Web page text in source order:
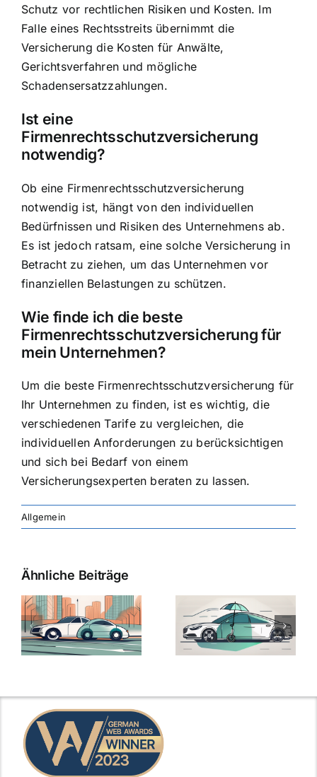
Schutz vor rechtlichen Risiken und Kosten. Im
Falle eines Rechtsstreits übernimmt die
Versicherung die Kosten für Anwälte,
Gerichtsverfahren und mögliche
Schadensersatzzahlungen.
Ist eine
Firmenrechtsschutzversicherung
notwendig?
Ob eine Firmenrechtsschutzversicherung
notwendig ist, hängt von den individuellen
Bedürfnissen und Risiken des Unternehmens ab.
Es ist jedoch ratsam, eine solche Versicherung in
Betracht zu ziehen, um das Unternehmen vor
finanziellen Belastungen zu schützen.
Wie finde ich die beste
Firmenrechtsschutzversicherung für
mein Unternehmen?
Um die beste Firmenrechtsschutzversicherung für
Ihr Unternehmen zu finden, ist es wichtig, die
verschiedenen Tarife zu vergleichen, die
individuellen Anforderungen zu berücksichtigen
und sich bei Bedarf von einem
Versicherungsexperten beraten zu lassen.
Allgemein
Ähnliche Beiträge